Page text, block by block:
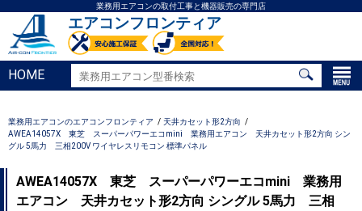
業務用エアコンの取付工事と機器販売の専門店
エアコンフロンティア
HOME
業務用エアコンのエアコンフロンティア
天井カセット形2方向
AWEA14057X 東芝 スーパーパワーエコmini 業務用エアコン 天井カセット形2方向 シン
グル 5馬力 三相200V ワイヤレスリモコン 標準パネル
AWEA14057X 東芝 スーパーパワーエコmini 業務用
エアコン 天井カセット形2方向 シングル 5馬力 三相